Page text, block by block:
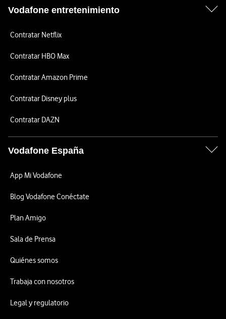
Vodafone entretenimiento
Contratar Netflix
Contratar HBO Max
Contratar Amazon Prime
Contratar Disney plus
Contratar DAZN
Vodafone España
App Mi Vodafone
Blog Vodafone Conéctate
Plan Amigo
Sala de Prensa
Quiénes somos
Trabaja con nosotros
Legal y regulatorio